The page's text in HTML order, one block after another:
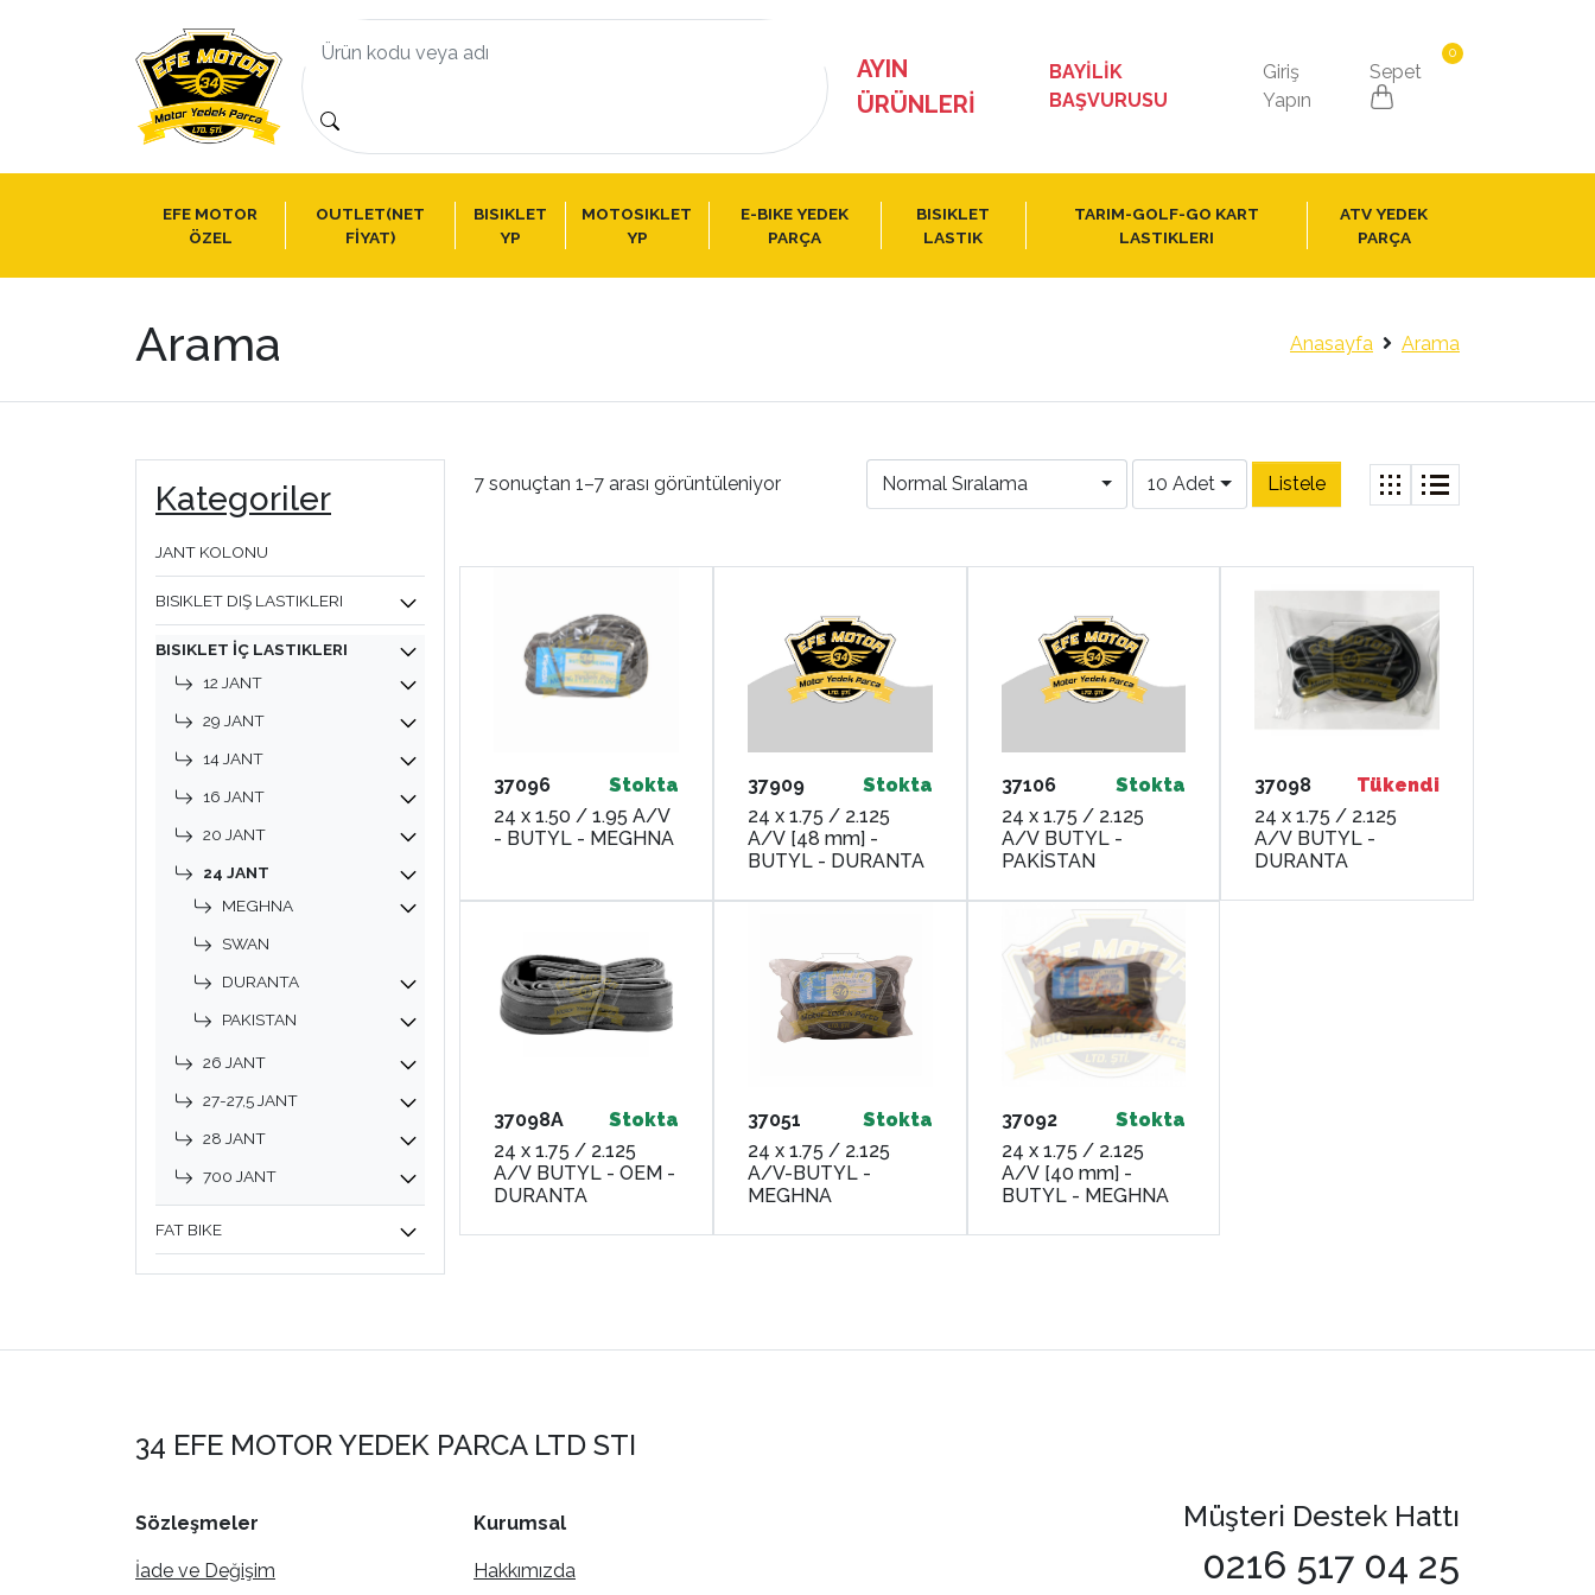
AYIN
ÜRÜNLERI
BAYİLİK
BAŞVURUSU
Giriş
Yapın
Sepet
0
EFE MOTOR
ÖZEL
OUTLET(NET
FİYAT)
BISIKLET
YP
MOTOSIKLET
YP
E-BIKE YEDEK
PARÇA
BISIKLET
LASTIK
TARIM-GOLF-GO KART
LASTIKLERI
ATV YEDEK
PARÇA
Arama Anasayfa Arama
Kategoriler
JANT KOLONU
BISIKLET DIŞ LASTIKLERI
BISIKLET İÇ LASTIKLERI
12 JANT
29 JANT
14 JANT
16 JANT
20 JANT
24 JANT
MEGHNA
SWAN
DURANTA
PAKISTAN
26 JANT
27-27,5 JANT
28 JANT
700 JANT
FAT BIKE
7 sonuçtan 1–7 arası görüntüleniyor Normal Sıralama 10 Adet
37096
Stokta
24 x 1.50 / 1.95 A/V
- BUTYL - MEGHNA
37909
Stokta
24 x 1.75 / 2.125
A/V [48 mm] -
BUTYL - DURANTA
37106
Stokta
24 x 1.75 / 2.125
A/V BUTYL -
PAKİSTAN
37098
Tükendi
24 x 1.75 / 2.125
A/V BUTYL -
DURANTA
37098A
Stokta
24 x 1.75 / 2.125
A/V BUTYL - OEM -
DURANTA
37051
Stokta
24 x 1.75 / 2.125
A/V-BUTYL -
MEGHNA
37092
Stokta
24 x 1.75 / 2.125
A/V [40 mm] -
BUTYL - MEGHNA
34 EFE MOTOR YEDEK PARCA LTD STI
Sözleşmeler
İade ve Değişim
Kurumsal
Hakkımızda
Müşteri Destek Hattı
0216 517 04 25